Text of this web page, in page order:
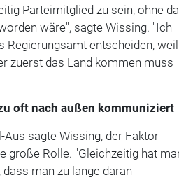
Parteimitglied zu sein, ohne
wäre", sagte Wissing. "Ich
Regierungsamt entscheiden, weil
zuerst das Land kommen muss
oft nach außen kommuniziert
sagte Wissing, der Faktor
große Rolle. "Gleichzeitig hat
man zu lange daran